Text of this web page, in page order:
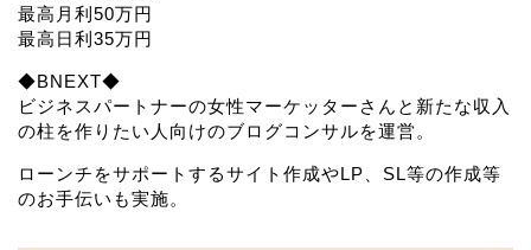
最高月利50万円
最高日利35万円
◆BNEXT◆
ビジネスパートナーの女性マーケッターさんと新たな収入
の柱を作りたい人向けのブログコンサルを運営。
ローンチをサポートするサイト作成やLP、SL等の作成等
のお手伝いも実施。